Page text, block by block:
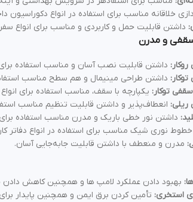
خلاقانه مناسب برای استفاده در انواع دکوراسیون
: داشتن قابلیت حمل و کاربردی و مناسب برای انواع
و مدرن
: داشتن قابلیت نصب آسان و مناسب استفاده
: داشتن طراحی مینیمال و هم‌ سطح مناسب
توکار: یکپارچه با سقف، مناسب استفاده برای
ریلی: انعطاف‌پذیر و داشتن قابلیت تنظیم مناسب
: داشتن نور خطی باریک و مدرن مناسب استفاده
خطوط نوری شیک مناسب برای استفاده در انواع دفاتر
: مدرن و منعطف با داشتن قابلیت جابه‌جایی آسان.
: بهبود دادن عملکرد لامپ‌ ها و همچنین کاهش دادن
استخری: تأمین کردن برق ایمن و همچنین پایدار